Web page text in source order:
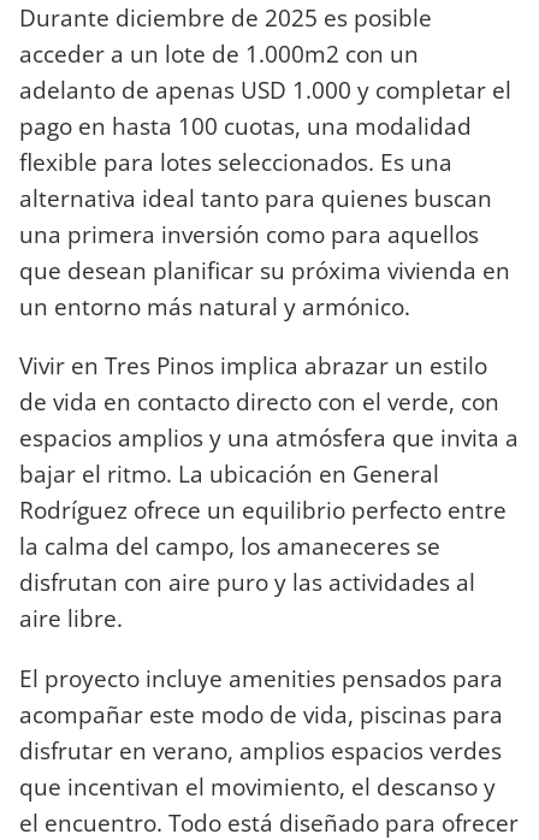
Durante diciembre de 2025 es posible
acceder a un lote de 1.000m2 con un
adelanto de apenas USD 1.000 y completar el
pago en hasta 100 cuotas, una modalidad
flexible para lotes seleccionados. Es una
alternativa ideal tanto para quienes buscan
una primera inversión como para aquellos
que desean planificar su próxima vivienda en
un entorno más natural y armónico.
Vivir en Tres Pinos implica abrazar un estilo
de vida en contacto directo con el verde, con
espacios amplios y una atmósfera que invita a
bajar el ritmo. La ubicación en General
Rodríguez ofrece un equilibrio perfecto entre
la calma del campo, los amaneceres se
disfrutan con aire puro y las actividades al
aire libre.
El proyecto incluye amenities pensados para
acompañar este modo de vida, piscinas para
disfrutar en verano, amplios espacios verdes
que incentivan el movimiento, el descanso y
el encuentro. Todo está diseñado para ofrecer